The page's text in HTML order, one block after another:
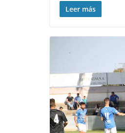
Leer más